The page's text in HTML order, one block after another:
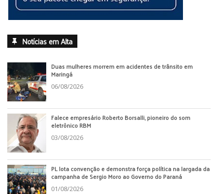
Notícias em Alta
Duas mulheres morrem em acidentes de trânsito em
Maringá
06/08/2026
Falece empresário Roberto Borsalli, pioneiro do som
eletrônico RBM
03/08/2026
PL lota convenção e demonstra força política na largada da
campanha de Sergio Moro ao Governo do Paraná
01/08/2026